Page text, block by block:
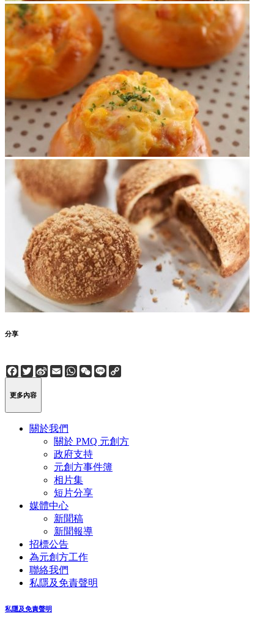
分享
Facebook
Twitter
Sina
Weibo
EmailWhatsApp
WeChat
Line
更多內容
關於我們
關於 PMQ 元創方
政府支持
元創方事件簿
相片集
短片分享
媒體中心
新聞稿
新聞報導
招標公告
為元創方工作
聯絡我們
私隱及免責聲明
私隱及免責聲明